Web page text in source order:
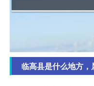
临高县是什么地方